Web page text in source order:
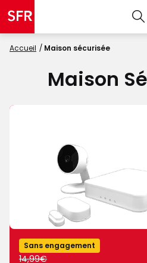
Accueil Maison sécurisée
Maison
Sans engagement
14,99€
9,99€
par